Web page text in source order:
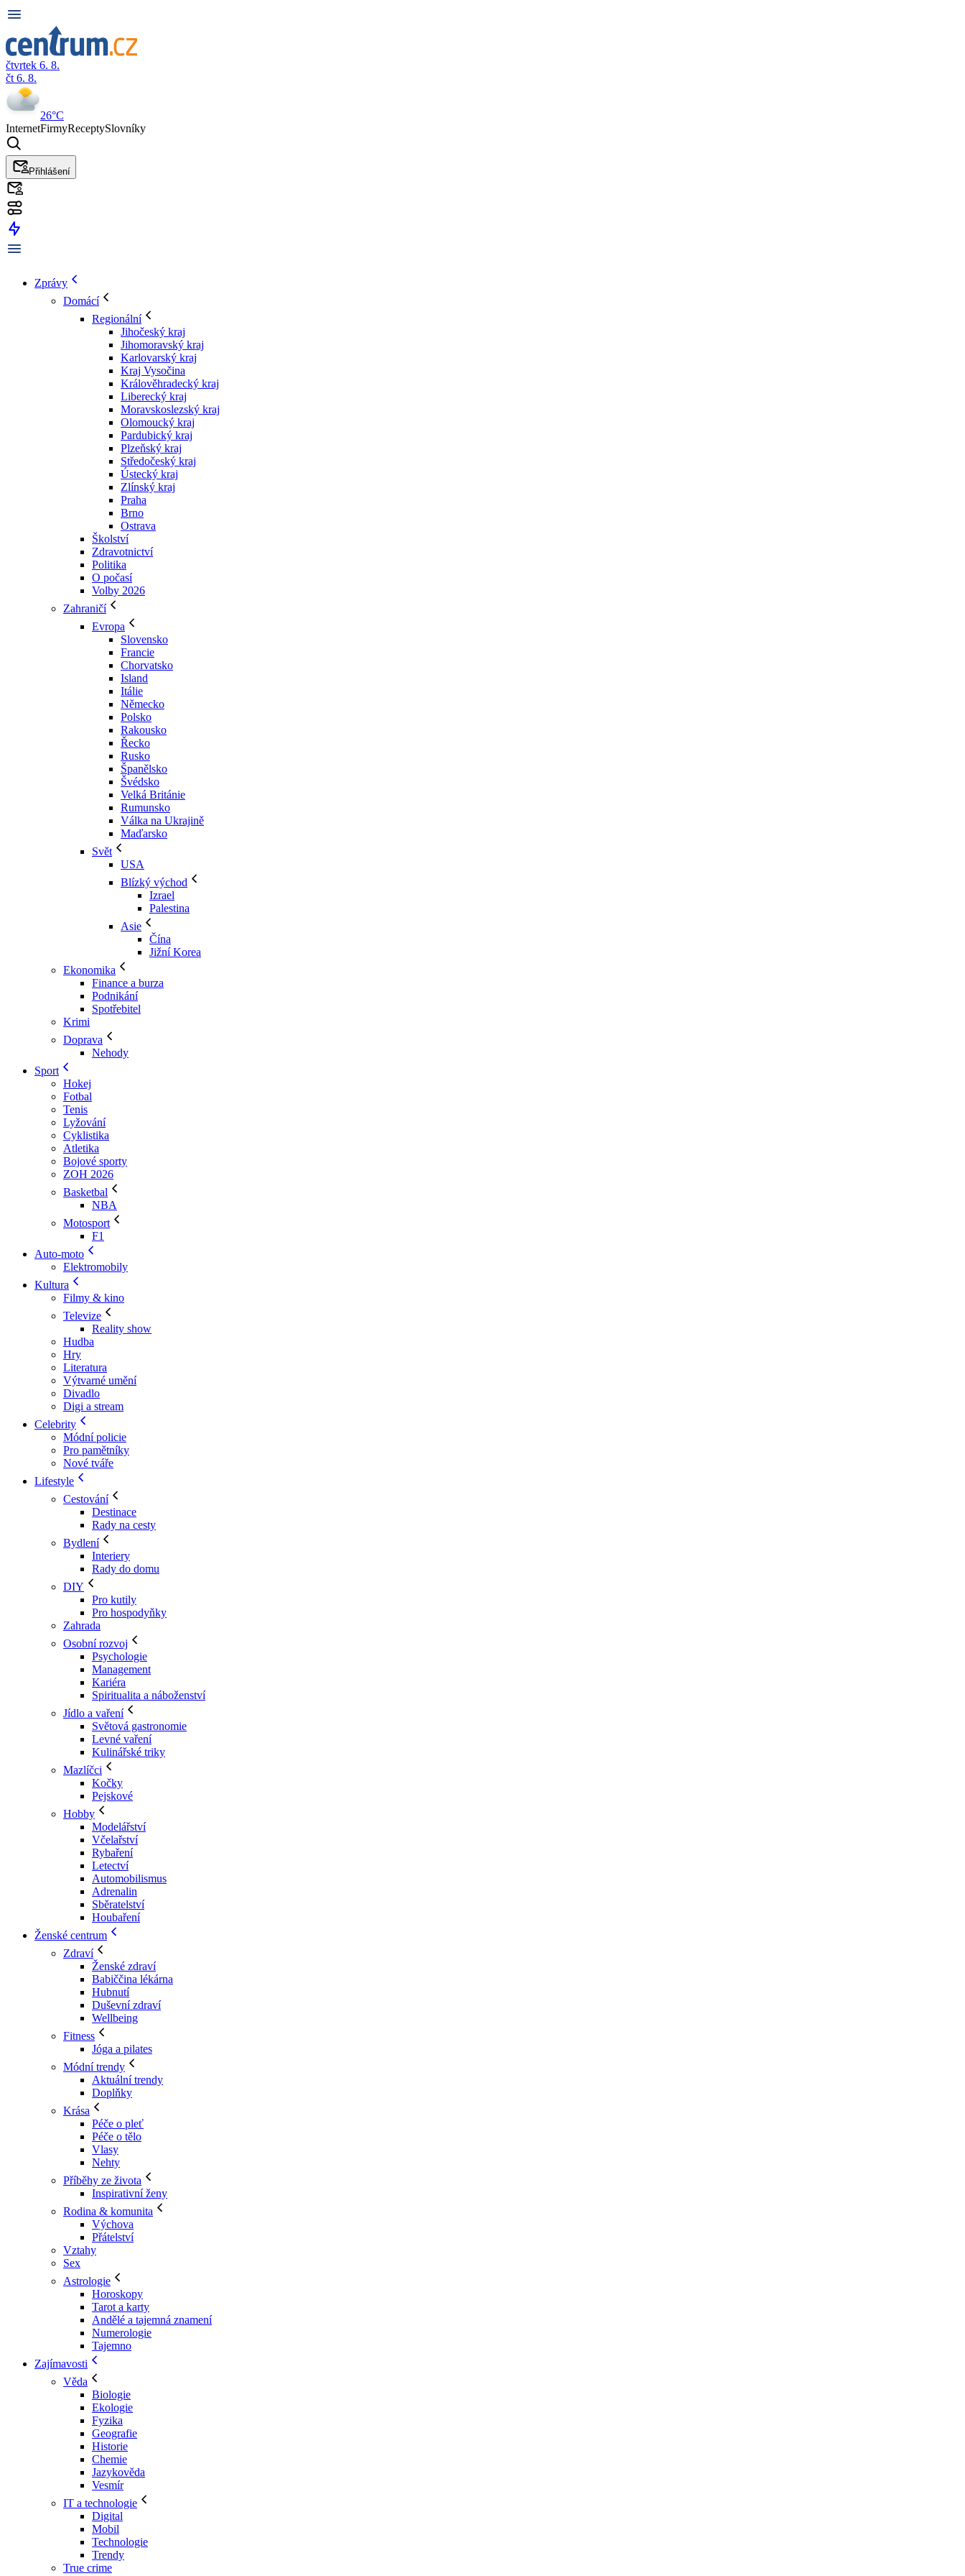
čtvrtek 6. 8.
čt 6. 8.
26°C
InternetFirmyReceptySlovníky
Přihlášení
Zprávy
Domácí
Regionální
Jihočeský kraj
Jihomoravský kraj
Karlovarský kraj
Kraj Vysočina
Králověhradecký kraj
Liberecký kraj
Moravskoslezský kraj
Olomoucký kraj
Pardubický kraj
Plzeňský kraj
Středočeský kraj
Ústecký kraj
Zlínský kraj
Praha
Brno
Ostrava
Školství
Zdravotnictví
Politika
O počasí
Volby 2026
Zahraničí
Evropa
Slovensko
Francie
Chorvatsko
Island
Itálie
Německo
Polsko
Rakousko
Řecko
Rusko
Španělsko
Švédsko
Velká Británie
Rumunsko
Válka na Ukrajině
Maďarsko
Svět
USA
Blízký východ
Izrael
Palestina
Asie
Čína
Jižní Korea
Ekonomika
Finance a burza
Podnikání
Spotřebitel
Krimi
Doprava
Nehody
Sport
Hokej
Fotbal
Tenis
Lyžování
Cyklistika
Atletika
Bojové sporty
ZOH 2026
Basketbal
NBA
Motosport
F1
Auto-moto
Elektromobily
Kultura
Filmy & kino
Televize
Reality show
Hudba
Hry
Literatura
Výtvarné umění
Divadlo
Digi a stream
Celebrity
Módní policie
Pro pamětníky
Nové tváře
Lifestyle
Cestování
Destinace
Rady na cesty
Bydlení
Interiery
Rady do domu
DIY
Pro kutily
Pro hospodyňky
Zahrada
Osobní rozvoj
Psychologie
Management
Kariéra
Spiritualita a náboženství
Jídlo a vaření
Světová gastronomie
Levné vaření
Kulinářské triky
Mazlíčci
Kočky
Pejskové
Hobby
Modelářství
Včelařství
Rybaření
Letectví
Automobilismus
Adrenalin
Sběratelství
Houbaření
Ženské centrum
Zdraví
Ženské zdraví
Babiččina lékárna
Hubnutí
Duševní zdraví
Wellbeing
Fitness
Jóga a pilates
Módní trendy
Aktuální trendy
Doplňky
Krása
Péče o pleť
Péče o tělo
Vlasy
Nehty
Příběhy ze života
Inspirativní ženy
Rodina & komunita
Výchova
Přátelství
Vztahy
Sex
Astrologie
Horoskopy
Tarot a karty
Andělé a tajemná znamení
Numerologie
Tajemno
Zajímavosti
Věda
Biologie
Ekologie
Fyzika
Geografie
Historie
Chemie
Jazykověda
Vesmír
IT a technologie
Digital
Mobil
Technologie
Trendy
True crime